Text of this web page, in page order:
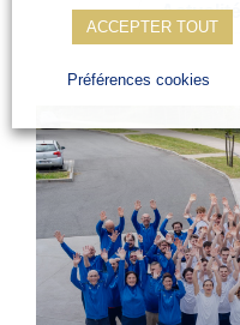
ACCEPTER TOUT
Préférences cookies